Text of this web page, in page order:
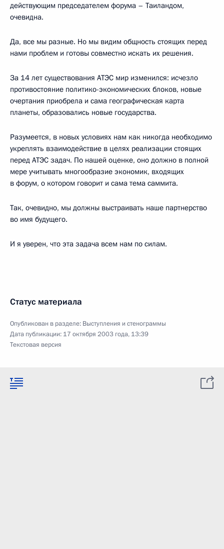
действующим председателем форума – Таиландом,
очевидна.
Да, все мы разные. Но мы видим общность стоящих перед
нами проблем и готовы совместно искать их решения.
За 14 лет существования АТЭС мир изменился: исчезло
противостояние политико-экономических блоков, новые
очертания приобрела и сама географическая карта
планеты, образовались новые государства.
Разумеется, в новых условиях нам как никогда необходимо
укреплять взаимодействие в целях реализации стоящих
перед АТЭС задач. По нашей оценке, оно должно в полной
мере учитывать многообразие экономик, входящих
в форум, о котором говорит и сама тема саммита.
Так, очевидно, мы должны выстраивать наше партнерство
во имя будущего.
И я уверен, что эта задача всем нам по силам.
Статус материала
Опубликован в разделе: Выступления и стенограммы
Дата публикации: 17 октября 2003 года, 13:39
Текстовая версия